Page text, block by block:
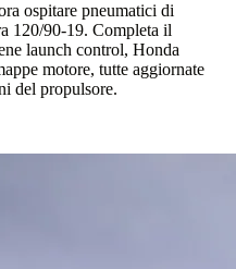
ospitare pneumatici di
120/90-19. Completa il
launch control, Honda
motore, tutte aggiornate
del propulsore.